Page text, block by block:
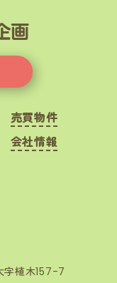
売買物件
会社情報
字植木157-7